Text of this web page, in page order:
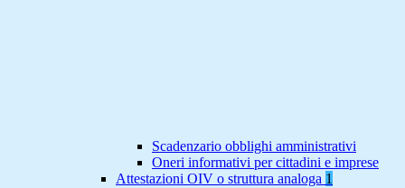
Scadenzario obblighi amministrativi
Oneri informativi per cittadini e imprese
Attestazioni OIV o struttura analoga 1